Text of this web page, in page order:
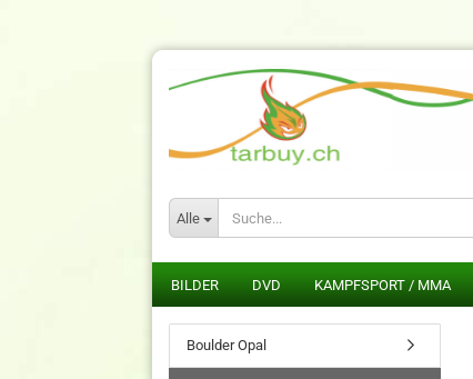
Alle
BILDER DVD KAMPFSPORT / MMA
Boulder Opal